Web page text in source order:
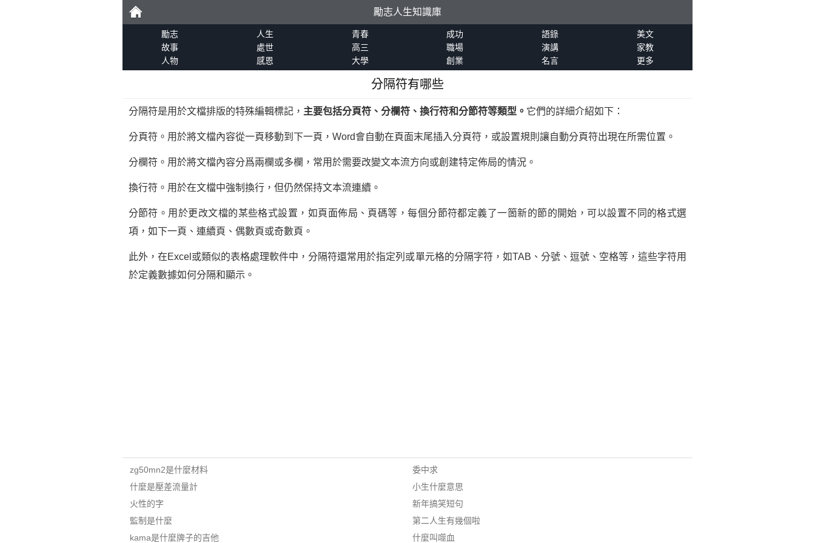
勵
勵志人生知識庫
勵志 人生 青春 成功 語錄
美文
故事
處世 高三 職場 演講
家教
人物
感恩 大學 創業 名言 更多
分隔符有哪些
分隔符是用於文檔排版的特殊編輯標記， 主要包括分頁符、分欄符、換行符和分節符等類型。 它們的詳細介紹如下：
分頁符。用於將文檔內容從一頁移動到下一頁，Word會自動在頁面末尾插入分頁符，或設置規則讓自動分頁符出現在所需位置。
分欄符。用於將文檔內容分爲兩欄或多欄，常用於需要改變文本流方向或創建特定佈局的情況。
換行符。用於在文檔中強制換行，但仍然保持文本流連續。
分節符。用於更改文檔的某些格式設置，如頁面佈局、頁碼等，每個分節符都定義了一箇新的節的開始，可以設置不同的格式選
項，如下一頁、連續頁、偶數頁或奇數頁。
此外，在Excel或類似的表格處理軟件中，分隔符還常用於指定列或單元格的分隔字符，如TAB、分號、逗號、空格等，這些字符用
於定義數據如何分隔和顯示。
zg50mn2是什麼材料
什麼是壓差流量計
火性的字
監制是什麼
kama是什麼牌子的吉他
委中求
小生什麼意思
新年搞笑短句
第二人生有幾個啦
什麼叫噬血